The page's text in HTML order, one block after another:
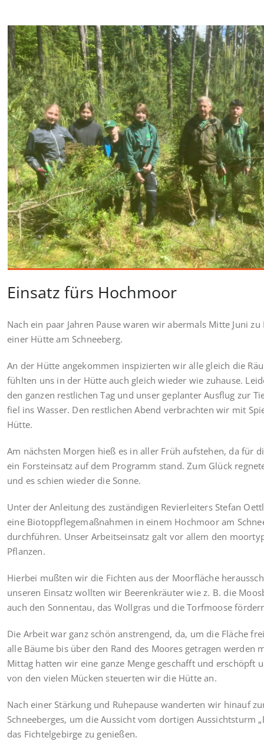
Einsatz fürs Hochmoor
Nach ein paar Jahren Pause waren wir abermals Mitte Juni zu
einer Hütte am Schneeberg.
An der Hütte angekommen inspizierten wir alle gleich die
fühlten uns in der Hütte auch gleich wieder wie zuhause.
den ganzen restlichen Tag und unser geplanter Ausflug zur
fiel ins Wasser. Den restlichen Abend verbrachten wir mit
Hütte.
Am nächsten Morgen hieß es in aller Früh aufstehen, da für
ein Forsteinsatz auf dem Programm stand. Zum Glück
und es schien wieder die Sonne.
Unter der Anleitung des zuständigen Revierleiters Stefan
eine Biotoppflegemaßnahmen in einem Hochmoor am
durchführen. Unser Arbeitseinsatz galt vor allem den
Pflanzen.
Hierbei mußten wir die Fichten aus der Moorfläche
unseren Einsatz wollten wir Beerenkräuter wie z. B. die
auch den Sonnentau, das Wollgras und die Torfmoose
Die Arbeit war ganz schön anstrengend, da, um die Fläche
alle Bäume bis über den Rand des Moores getragen werden
Mittag hatten wir eine ganze Menge geschafft und erschöpft
von den vielen Mücken steuerten wir die Hütte an.
Nach einer Stärkung und Ruhepause wanderten wir hinauf
Schneeberges, um die Aussicht vom dortigen Aussichtsturm
das Fichtelgebirge zu genießen.